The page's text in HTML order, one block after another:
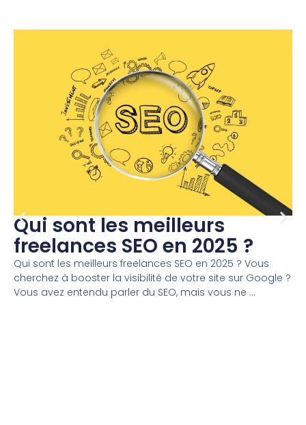
Qui sont les meilleurs
freelances SEO en 2025 ?
Qui sont les meilleurs freelances SEO en 2025 ? Vous
cherchez à booster la visibilité de votre site sur Google ?
Vous avez entendu parler du SEO, mais vous ne ...